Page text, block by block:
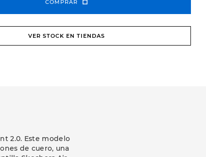
COMPRAR
VER STOCK EN TIENDAS
2.0. Este modelo
de cuero, una